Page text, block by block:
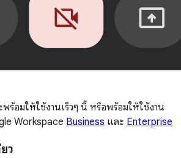
ร้อมให้ใช้งานเร็วๆ นี้ หรือพร้อมให้ใช้งาน
Workspace Business และ Enterprise
ว